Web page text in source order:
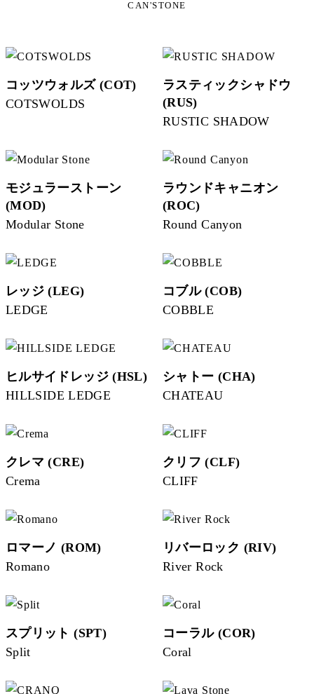
CAN'STONE
コッツウォルズ (COT)
COTSWOLDS
ラスティックシャドウ
(RUS)
RUSTIC SHADOW
モジュラーストーン
(MOD)
Modular Stone
ラウンドキャニオン
(ROC)
Round Canyon
レッジ (LEG)
LEDGE
コブル (COB)
COBBLE
ヒルサイドレッジ (HSL)
HILLSIDE LEDGE
シャトー (CHA)
CHATEAU
クレマ (CRE)
Crema
クリフ (CLF)
CLIFF
ロマーノ (ROM)
Romano
リバーロック (RIV)
River Rock
スプリット (SPT)
Split
コーラル (COR)
Coral